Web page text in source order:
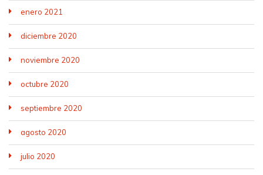
enero 2021
diciembre 2020
noviembre 2020
octubre 2020
septiembre 2020
agosto 2020
julio 2020